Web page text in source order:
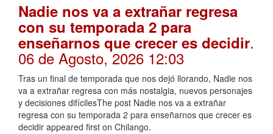
Nadie nos va a extrañar regresa
con su temporada 2 para
enseñarnos que crecer es decidir.
06 de Agosto, 2026 12:03
Tras un final de temporada que nos dejó llorando, Nadie nos
va a extrañar regresa con más nostalgia, nuevos personajes
y decisiones difícilesThe post Nadie nos va a extrañar
regresa con su temporada 2 para enseñarnos que crecer es
decidir appeared first on Chilango.